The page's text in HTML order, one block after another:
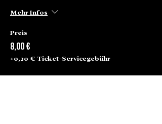
Mehr Infos
Preis
8,00 €
+0,20 € Ticket-Servicegebühr